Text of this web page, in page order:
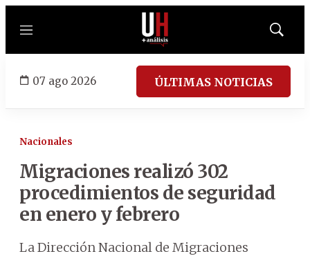
Menú
Mostrar
07 ago 2026 ÚLTIMAS NOTICIAS
Nacionales
Migraciones realizó 302
procedimientos de seguridad
en enero y febrero
La Dirección Nacional de Migraciones